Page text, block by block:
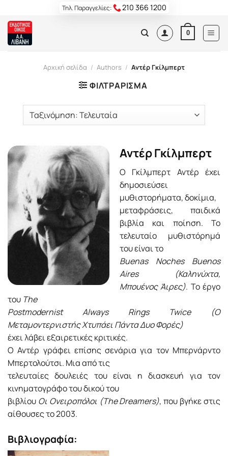
content
Τηλ. Παραγγελίες: 210 366 1200
0
Αρχική σελίδα / Authors / Αντέρ Γκίλμπερτ
ΦΙΛΤΡΆΡΙΣΜΑ
Αντέρ Γκίλμπερτ
Ο Γκίλμπερτ Αντέρ έχει
δημοσιεύσει
μυθιστορήματα, δοκίμια,
μεταφράσεις, παιδικά
βιβλία και ποίηση. Το
τελευταίο μυθιστόρημά
του είναι το
Buenas Noches Buenos
Aires (Καληνύχτα,
Μπουένος Άιρες). Το έργο
του The
Postmodernist Always Rings Twice (Ο
Μεταμοντερνιστής Χτυπάει Πάντα Δυο Φορές)
έχει λάβει εξαιρετικές κριτικές.
Ο Αντέρ γράφει επίσης σενάρια για τον Μπερνάρντο
Μπερτολούτσι. Μια από τις
τελευταίες δουλειές του είναι η διασκευή για τον
κινηματογράφο του δικού του
βιβλίου Οι Ονειροπόλοι (The Dreamers), που βγήκε στις
αίθουσες το 2003.
Βιβλιογραφία: